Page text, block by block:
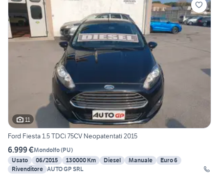
11
Ford Fiesta 1.5 TDCi 75CV Neopatentati 2015
6.999 €Mondolfo(PU)
Usato
06/2015 130000 Km Diesel Manuale
Euro 6
Rivenditore AUTO GP SRL